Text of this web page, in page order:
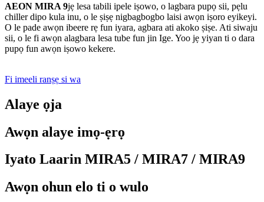
AEON MIRA 9jẹ lesa tabili ipele iṣowo, o lagbara pupọ sii, pẹlu
chiller dipo kula inu, o le ṣiṣẹ nigbagbogbo laisi awọn iṣoro eyikeyi.
O le pade awọn ibeere rẹ fun iyara, agbara ati akoko ṣiṣe. Ati siwaju
sii, o le fi awọn alagbara lesa tube fun jin Ige. Yoo jẹ yiyan ti o dara
pupọ fun awọn iṣowo kekere.
Fi imeeli ranṣẹ si wa
Alaye ọja
Awọn alaye imọ-ẹrọ
Iyato Laarin MIRA5 / MIRA7 / MIRA9
Awọn ohun elo ti o wulo